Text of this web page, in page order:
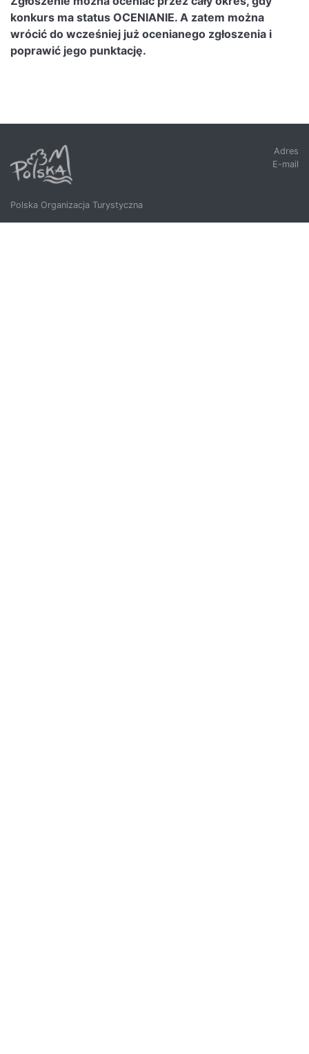
konkurs ma status OCENIANIE. A zatem można
wrócić do wcześniej już ocenianego zgłoszenia i
poprawić jego punktację.
Polska Organizacja Turystyczna
Adres
E-mail